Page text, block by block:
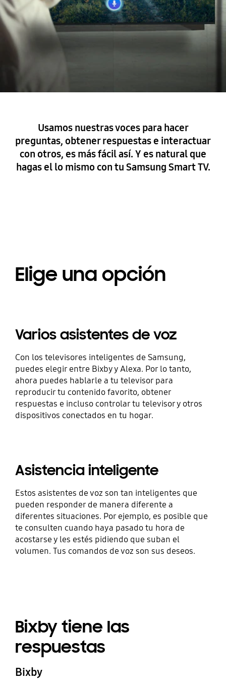
Usamos nuestras voces para hacer
preguntas, obtener respuestas e interactuar
con otros, es más fácil así. Y es natural que
hagas el lo mismo con tu Samsung Smart TV.
Elige una opción
Varios asistentes de voz
Con los televisores inteligentes de Samsung,
puedes elegir entre Bixby y Alexa. Por lo tanto,
ahora puedes hablarle a tu televisor para
reproducir tu contenido favorito, obtener
respuestas e incluso controlar tu televisor y otros
dispositivos conectados en tu hogar.
Asistencia inteligente
Estos asistentes de voz son tan inteligentes que
pueden responder de manera diferente a
diferentes situaciones. Por ejemplo, es posible que
te consulten cuando haya pasado tu hora de
acostarse y les estés pidiendo que suban el
volumen. Tus comandos de voz son sus deseos.
Bixby tiene las
respuestas
Bixby